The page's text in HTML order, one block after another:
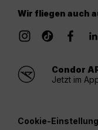
Wir fliegen auch
Condor
Jetzt im
Cookie-